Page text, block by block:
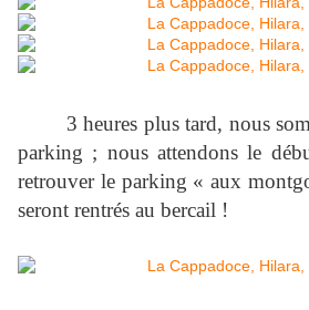
3 heures plus tard, nous
parking ; nous attendons le
retrouver le parking « aux
seront rentrés au bercail !